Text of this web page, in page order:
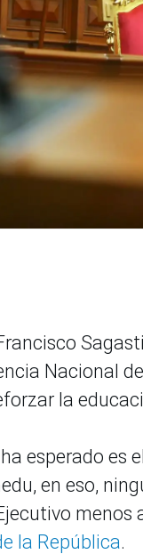
Nacional
la
esperado
en eso,
la República.